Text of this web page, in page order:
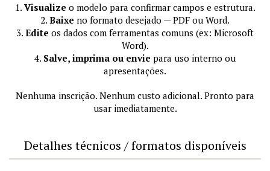
1. Visualize o modelo para confirmar campos e estrutura.
2. Baixe no formato desejado — PDF ou Word.
3. Edite os dados com ferramentas comuns (ex: Microsoft
Word).
4. Salve, imprima ou envie para uso interno ou
apresentações.
Nenhuma inscrição. Nenhum custo adicional. Pronto para
usar imediatamente.
Detalhes técnicos / formatos disponíveis